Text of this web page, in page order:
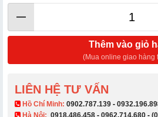
Thêm vào giỏ
(Mua online giao hàng
LIÊN HỆ TƯ VẤN
​ Hồ Chí Minh: 0902.787.139 -
Hà Nội: 0918.486.458 - 0962.714.680 -